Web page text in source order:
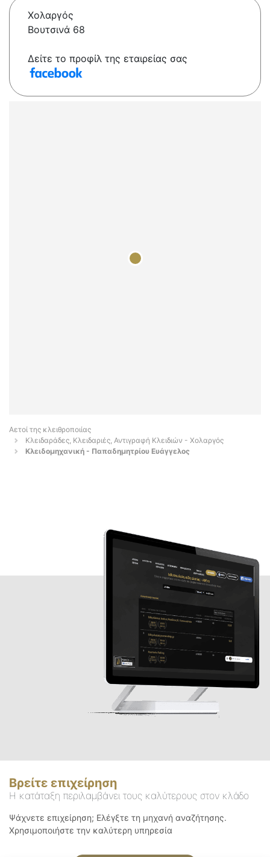
Χολαργός
Βουτσινά 68
Δείτε το προφίλ της εταιρείας σας
Αετοί της κλειθροποιίας
Κλειδαράδες, Κλειδαριές, Αντιγραφή Κλειδιών - Χολαργός
Κλειδομηχανική - Παπαδημητρίου Ευάγγελος
Βρείτε επιχείρηση
Η κατάταξη περιλαμβάνει τους καλύτερους στον κλάδο
Ψάχνετε επιχείρηση; Ελέγξτε τη μηχανή αναζήτησης.
Χρησιμοποιήστε την καλύτερη υπηρεσία